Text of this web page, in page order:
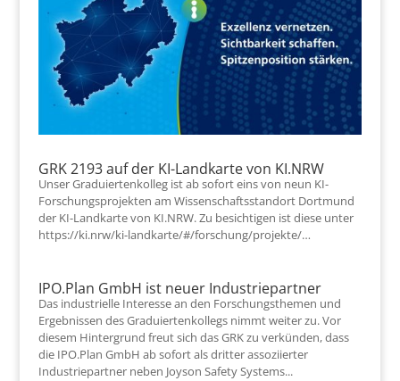
GRK 2193 auf der KI-Landkarte von KI.NRW
Unser Graduiertenkolleg ist ab sofort eins von neun KI-
Forschungsprojekten am Wissenschaftsstandort Dortmund
der KI-Landkarte von KI.NRW. Zu besichtigen ist diese unter
https://ki.nrw/ki-landkarte/#/forschung/projekte/…
IPO.Plan GmbH ist neuer Industriepartner
Das industrielle Interesse an den Forschungsthemen und
Ergebnissen des Graduiertenkollegs nimmt weiter zu. Vor
diesem Hintergrund freut sich das GRK zu verkünden, dass
die IPO.Plan GmbH ab sofort als dritter assoziierter
Industriepartner neben Joyson Safety Systems...